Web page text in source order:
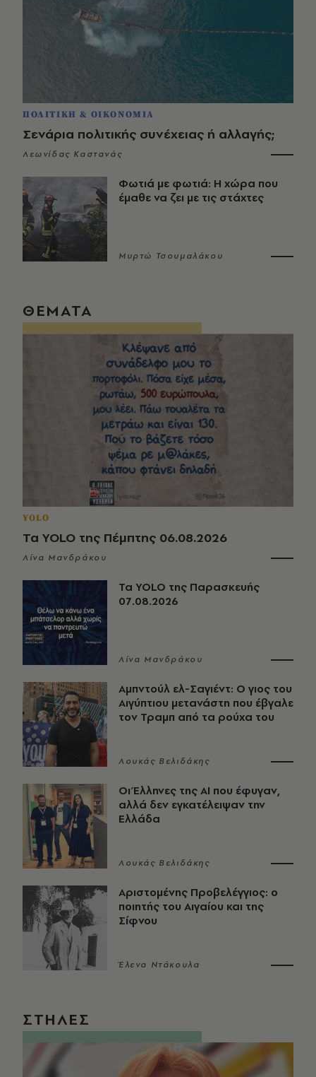
ΠΟΛΙΤΙΚΗ & ΟΙΚΟΝΟΜΙΑ
Σενάρια πολιτικής συνέχειας ή αλλαγής;
Λεωνίδας Καστανάς
Φωτιά με φωτιά: Η χώρα που
έμαθε να ζει με τις στάχτες
Μυρτώ Τσουμαλάκου
ΘΕΜΑΤΑ
YOLO
Τα YOLO της Πέμπτης 06.08.2026
Λίνα Μανδράκου
Τα YOLO της Παρασκευής
07.08.2026
Λίνα Μανδράκου
Αμπντούλ ελ-Σαγιέντ: Ο γιος του
Αιγύπτιου μετανάστη που έβγαλε
τον Τραμπ από τα ρούχα του
Λουκάς Βελιδάκης
Οι Έλληνες της ΑΙ που έφυγαν,
αλλά δεν εγκατέλειψαν την
Ελλάδα
Λουκάς Βελιδάκης
Αριστομένης Προβελέγγιος: ο
ποιητής του Αιγαίου και της
Σίφνου
Έλενα Ντάκουλα
ΣΤΗΛΕΣ